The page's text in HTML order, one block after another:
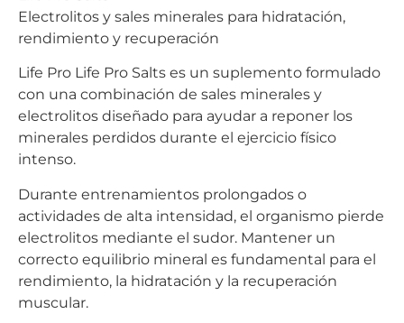
Electrolitos y sales minerales para hidratación,
rendimiento y recuperación
Life Pro Life Pro Salts es un suplemento formulado
con una combinación de sales minerales y
electrolitos diseñado para ayudar a reponer los
minerales perdidos durante el ejercicio físico
intenso.
Durante entrenamientos prolongados o
actividades de alta intensidad, el organismo pierde
electrolitos mediante el sudor. Mantener un
correcto equilibrio mineral es fundamental para el
rendimiento, la hidratación y la recuperación
muscular.